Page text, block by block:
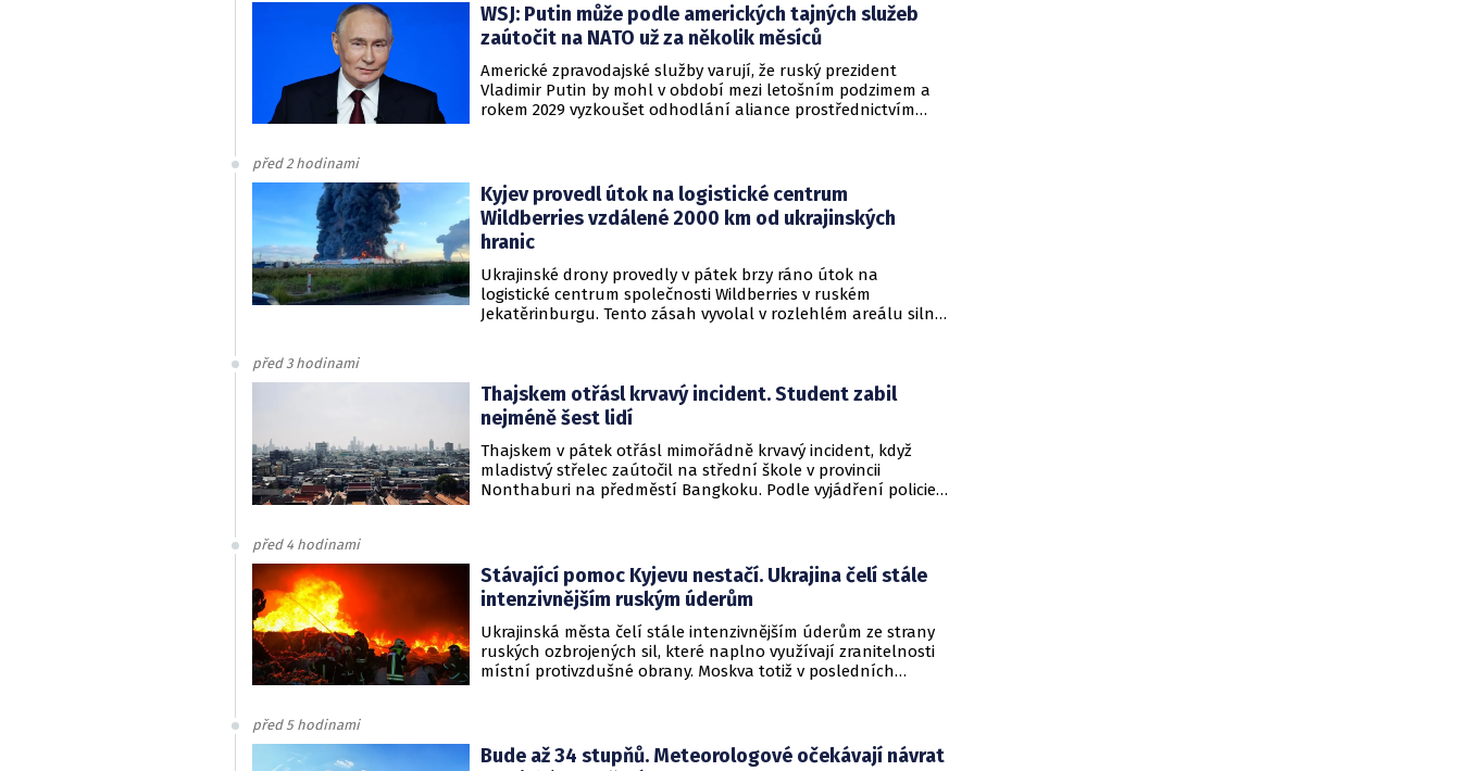
WSJ: Putin může podle amerických tajných služeb
zaútočit na NATO už za několik měsíců
Americké zpravodajské služby varují, že ruský prezident
Vladimir Putin by mohl v období mezi letošním podzimem a
rokem 2029 vyzkoušet odhodlání aliance prostřednictvím
přicházejí v době, kdy Moskva čelí rostoucímu tlaku kvůli
situaci na ukrajinské frontě. Masivní škody, které ukrajinské
drony způsobují ruskému zázemí, totiž Kreml zahnaly do
kouta.
před 2 hodinami
Kyjev provedl útok na logistické centrum
Wildberries vzdálené 2000 km od ukrajinských
hranic
Ukrajinské drony provedly v pátek brzy ráno útok na
logistické centrum společnosti Wildberries v ruském
Jekatěrinburgu. Tento zásah vyvolal v rozlehlém areálu silný
RWB, který řídí veškeré logistické operace.
před 3 hodinami
Thajskem otřásl krvavý incident. Student zabil
nejméně šest lidí
Thajskem v pátek otřásl mimořádně krvavý incident, když
mladistvý střelec zaútočil na střední škole v provincii
Nonthaburi na předměstí Bangkoku. Podle vyjádření policie
před 4 hodinami
Stávající pomoc Kyjevu nestačí. Ukrajina čelí stále
intenzivnějším ruským úderům
Ukrajinská města čelí stále intenzivnějším úderům ze strany
ruských ozbrojených sil, které naplno využívají zranitelnosti
místní protivzdušné obrany. Moskva totiž v posledních
obyvatelstvu dává jen pramalou šanci se včas ukrýt.
před 5 hodinami
Bude až 34 stupňů. Meteorologové očekávají návrat